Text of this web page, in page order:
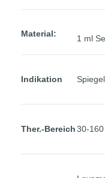
Material: 1 ml
Indikation
Ther.-Bereich30-